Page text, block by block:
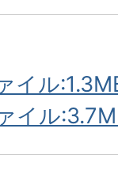
イル
イル